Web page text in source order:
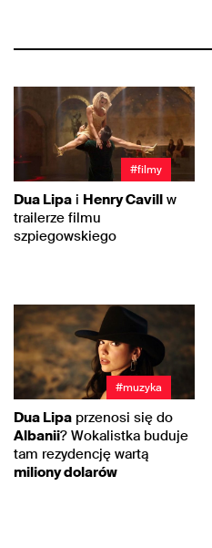
#filmy
Dua Lipa i Henry Cavill w
trailerze filmu
szpiegowskiego
#muzyka
Dua Lipa przenosi się do
Albanii? Wokalistka buduje
tam rezydencję wartą
miliony dolarów